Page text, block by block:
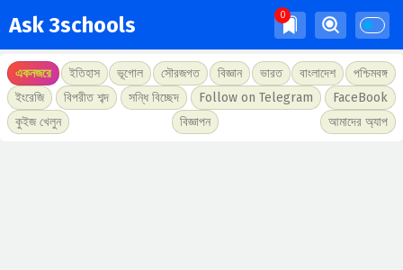
Ask 3schools
একনজরে ইতিহাস ভূগোল সৌরজগত বিজ্ঞান ভারত বাংলাদেশ
পশ্চিমবঙ্গ
ইংরেজি
বিপরীত শব্দ সন্ধি বিচ্ছেদ Follow on Telegram
FaceBook
কুইজ খেলুন
বিজ্ঞাপন আমাদের অ্যাপ